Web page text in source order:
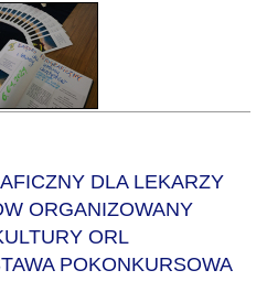
DLA LEKARZY
ORGANIZOWANY
ORL
POKONKURSOWA